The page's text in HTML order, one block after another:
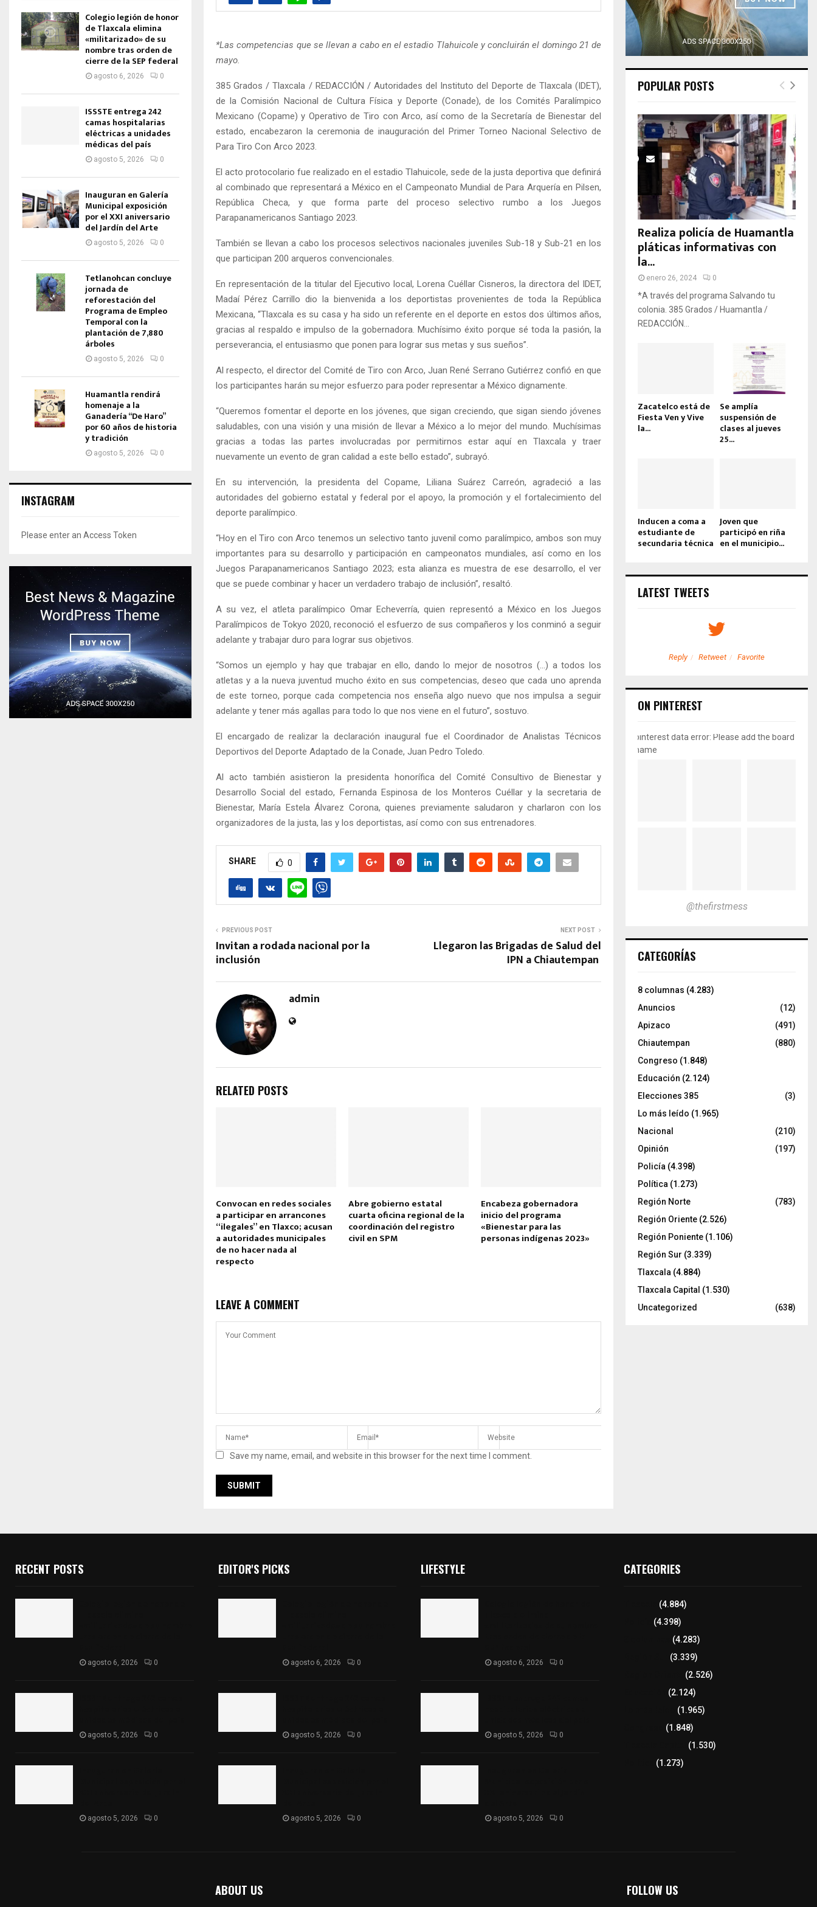
*Las competencias que se llevan a cabo en el estadio Tlahuicole y concluirán el domingo 21 de
mayo.
385 Grados / Tlaxcala / REDACCIÓN / Autoridades del Instituto del Deporte de Tlaxcala (IDET),
de la Comisión Nacional de Cultura Física y Deporte (Conade), de los Comités Paralímpico
Mexicano (Copame) y Operativo de Tiro con Arco, así como de la Secretaría de Bienestar del
estado, encabezaron la ceremonia de inauguración del Primer Torneo Nacional Selectivo de
Para Tiro Con Arco 2023.
El acto protocolario fue realizado en el estadio Tlahuicole, sede de la justa deportiva que definirá
al combinado que representará a México en el Campeonato Mundial de Para Arquería en Pilsen,
República Checa, y que forma parte del proceso selectivo rumbo a los Juegos
Parapanamericanos Santiago 2023.
También se llevan a cabo los procesos selectivos nacionales juveniles Sub-18 y Sub-21 en los
que participan 200 arqueros convencionales.
En representación de la titular del Ejecutivo local, Lorena Cuéllar Cisneros, la directora del IDET,
Madaí Pérez Carrillo dio la bienvenida a los deportistas provenientes de toda la República
Mexicana, “Tlaxcala es su casa y ha sido un referente en el deporte en estos dos últimos años,
gracias al respaldo e impulso de la gobernadora. Muchísimo éxito porque sé toda la pasión, la
perseverancia, el entusiasmo que ponen para lograr sus metas y sus sueños”.
Al respecto, el director del Comité de Tiro con Arco, Juan René Serrano Gutiérrez confió en que
los participantes harán su mejor esfuerzo para poder representar a México dignamente.
“Queremos fomentar el deporte en los jóvenes, que sigan creciendo, que sigan siendo jóvenes
saludables, con una visión y una misión de llevar a México a lo mejor del mundo. Muchísimas
gracias a todas las partes involucradas por permitirnos estar aquí en Tlaxcala y traer
nuevamente un evento de gran calidad a este bello estado”, subrayó.
En su intervención, la presidenta del Copame, Liliana Suárez Carreón, agradeció a las
autoridades del gobierno estatal y federal por el apoyo, la promoción y el fortalecimiento del
deporte paralímpico.
“Hoy en el Tiro con Arco tenemos un selectivo tanto juvenil como paralímpico, ambos son muy
importantes para su desarrollo y participación en campeonatos mundiales, así como en los
Juegos Parapanamericanos Santiago 2023; esta alianza es muestra de ese desarrollo, el ver
que se puede combinar y hacer un verdadero trabajo de inclusión”, resaltó.
A su vez, el atleta paralímpico Omar Echeverría, quien representó a México en los Juegos
Paralímpicos de Tokyo 2020, reconoció el esfuerzo de sus compañeros y los conminó a seguir
adelante y trabajar duro para lograr sus objetivos.
“Somos un ejemplo y hay que trabajar en ello, dando lo mejor de nosotros (…) a todos los
atletas y a la nueva juventud mucho éxito en sus competencias, deseo que cada uno aprenda
de este torneo, porque cada competencia nos enseña algo nuevo que nos impulsa a seguir
adelante y tener más agallas para todo lo que nos viene en el futuro”, sostuvo.
El encargado de realizar la declaración inaugural fue el Coordinador de Analistas Técnicos
Deportivos del Deporte Adaptado de la Conade, Juan Pedro Toledo.
Al acto también asistieron la presidenta honorífica del Comité Consultivo de Bienestar y
Desarrollo Social del estado, Fernanda Espinosa de los Monteros Cuéllar y la secretaria de
Bienestar, María Estela Álvarez Corona, quienes previamente saludaron y charlaron con los
organizadores de la justa, las y los deportistas, así como con sus entrenadores.
SHARE 0
PREVIOUS POST
Invitan a rodada nacional por la
inclusión
NEXT POST
Llegaron las Brigadas de Salud del
IPN a Chiautempan
admin
RELATED POSTS
Convocan en redes sociales
a participar en arrancones
“ilegales” en Tlaxco; acusan
a autoridades municipales
de no hacer nada al
respecto
Abre gobierno estatal
cuarta oficina regional de la
coordinación del registro
civil en SPM
Encabeza gobernadora
inicio del programa
«Bienestar para las
personas indígenas 2023»
LEAVE A COMMENT
Save my name, email, and website in this browser for the next time I comment.
Colegio legión de honor
de Tlaxcala elimina
«militarizado» de su
nombre tras orden de
cierre de la SEP federal
agosto 6, 2026 0
ISSSTE entrega 242
camas hospitalarias
eléctricas a unidades
médicas del país
agosto 5, 2026 0
Inauguran en Galería
Municipal exposición
por el XXI aniversario
del Jardín del Arte
agosto 5, 2026 0
Tetlanohcan concluye
jornada de
reforestación del
Programa de Empleo
Temporal con la
plantación de 7,880
árboles
agosto 5, 2026 0
Huamantla rendirá
homenaje a la
Ganadería “De Haro”
por 60 años de historia
y tradición
agosto 5, 2026 0
INSTAGRAM
Please enter an Access Token
POPULAR POSTS
Realiza policía de Huamantla
pláticas informativas con
la...
enero 26, 2024 0
*A través del programa Salvando tu
colonia. 385 Grados / Huamantla /
REDACCIÓN...
Zacatelco está de
Fiesta Ven y Vive
la...
Se amplía
suspensión de
clases al jueves
25...
Inducen a coma a
estudiante de
secundaria técnica
Joven que
participó en riña
en el municipio...
LATEST TWEETS
Reply Retweet Favorite
ON PINTEREST
pinterest data error: Please add the board
name
@thefirstmess
CATEGORÍAS
8 columnas (4.283)
Anuncios
(12)
Apizaco
(491)
Chiautempan
(880)
Congreso (1.848)
Educación (2.124)
Elecciones 385
(3)
Lo más leído (1.965)
Nacional
(210)
Opinión
(197)
Policía (4.398)
Política (1.273)
Región Norte
(783)
Región Oriente (2.526)
Región Poniente (1.106)
Región Sur (3.339)
Tlaxcala (4.884)
Tlaxcala Capital (1.530)
Uncategorized
(638)
RECENT POSTS
agosto 6, 2026 0
agosto 5, 2026 0
agosto 5, 2026 0
EDITOR'S PICKS
agosto 6, 2026 0
agosto 5, 2026 0
agosto 5, 2026 0
LIFESTYLE
agosto 6, 2026 0
agosto 5, 2026 0
agosto 5, 2026 0
CATEGORIES
(4.884)
(4.398)
(4.283)
(3.339)
(2.526)
(2.124)
(1.965)
(1.848)
(1.530)
(1.273)
ABOUT US FOLLOW US